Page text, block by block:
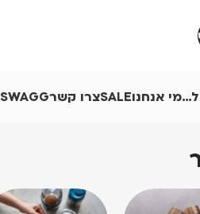
מי אנחנוSALEצרו קשרSWAGG לעסקים